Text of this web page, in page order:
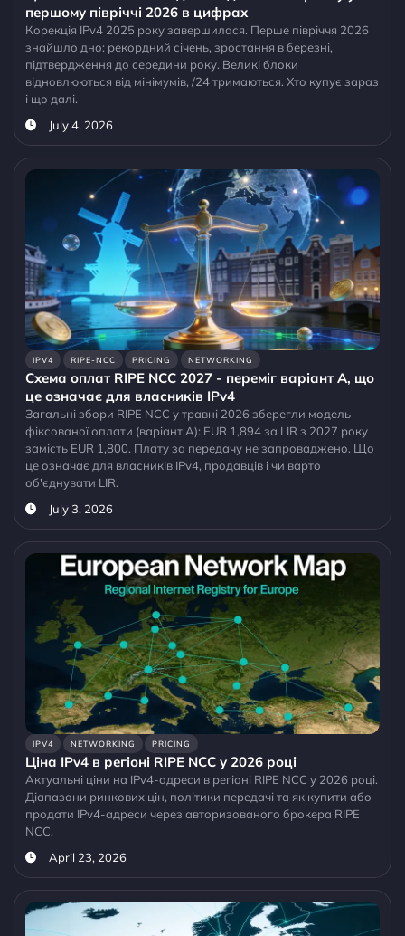
першому півріччі 2026 в цифрах
Корекція IPv4 2025 року завершилася. Перше півріччя 2026
знайшло дно: рекордний січень, зростання в березні,
підтвердження до середини року. Великі блоки
відновлюються від мінімумів, /24 тримаються. Хто купує зараз
і що далі.
July 4, 2026
IPV4 RIPE-NCC PRICING NETWORKING
Схема оплат RIPE NCC 2027 - переміг варіант A, що
це означає для власників IPv4
Загальні збори RIPE NCC у травні 2026 зберегли модель
фіксованої оплати (варіант A): EUR 1,894 за LIR з 2027 року
замість EUR 1,800. Плату за передачу не запроваджено. Що
це означає для власників IPv4, продавців і чи варто
об'єднувати LIR.
July 3, 2026
IPV4 NETWORKING PRICING
Ціна IPv4 в регіоні RIPE NCC у 2026 році
Актуальні ціни на IPv4-адреси в регіоні RIPE NCC у 2026 році.
Діапазони ринкових цін, політики передачі та як купити або
продати IPv4-адреси через авторизованого брокера RIPE
NCC.
April 23, 2026